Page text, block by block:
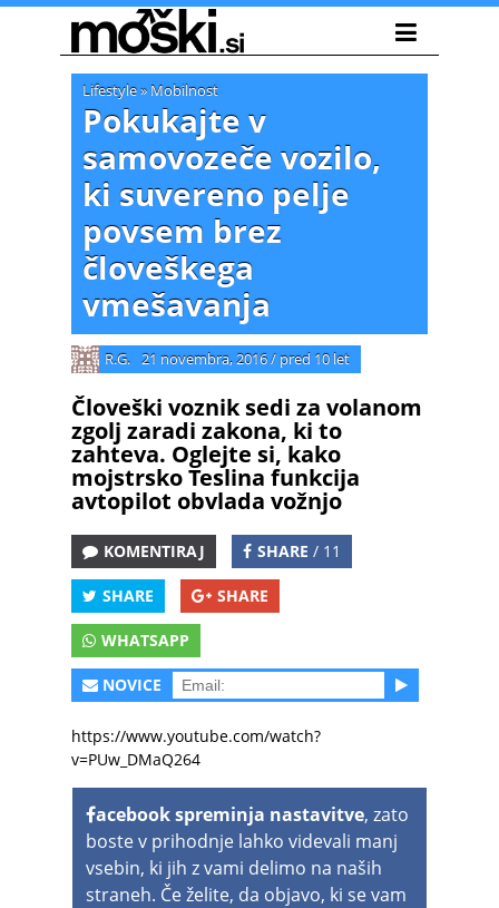
Lifestyle» Mobilnost
Pokukajte v
samovozeče vozilo,
ki suvereno pelje
povsem brez
človeškega
vmešavanja
R.G. 21 novembra, 2016/ pred 10 let
Človeški voznik sedi za volanom
zgolj zaradi zakona, ki to
zahteva. Oglejte si, kako
mojstrsko Teslina funkcija
avtopilot obvlada vožnjo
KOMENTIRAJ SHARE / 11
SHARE SHARE
WHATSAPP
NOVICE
https://www.youtube.com/watch?
v=PUw_DMaQ264
acebook spreminja nastavitve, zato
boste v prihodnje lahko videvali manj
vsebin, ki jih z vami delimo na naših
straneh. Če želite, da objavo, ki se vam